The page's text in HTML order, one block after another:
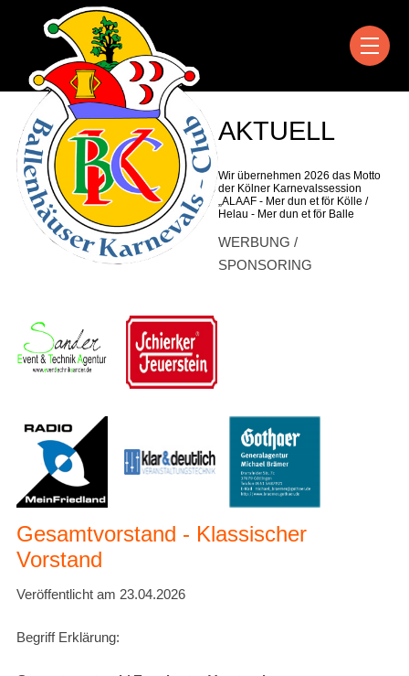
AKTUELL
Wir übernehmen 2026 das Motto
der Kölner Karnevalssession
„ALAAF - Mer dun et för Kölle /
Helau - Mer dun et för Balle
WERBUNG /
SPONSORING
Gesamtvorstand - Klassischer
Vorstand
Veröffentlicht am 23.04.2026
Begriff Erklärung: